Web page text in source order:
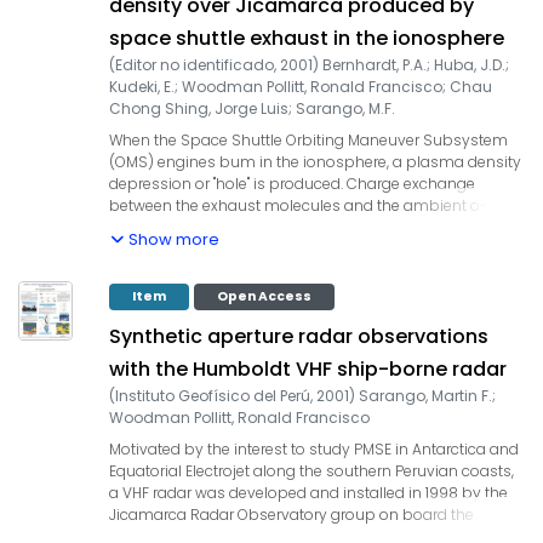
un ángulo rasante con respecto a la horizontal, es decir,
un ángulo muy pequeño de unos 14.7 mrad. En esta
capa hay un cambio brusco del índice de refracción n,
que puede ser inclusve un salto brusco discontinuo, de
unas 37 N unidades ó más.
space shuttle exhaust in the ionosphere
(Editor no identificado, 2001) Bernhardt, P.A.; Huba, J.D.;
Kudeki, E.; Woodman Pollitt, Ronald Francisco; Chau
Chong Shing, Jorge Luis; Sarango, M.F.
When the Space Shuttle Orbiting Maneuver Subsystem
(OMS) engines bum in the ionosphere, a plasma density
depression or "hole" is produced. Charge exchange
between the exhaust molecules and the ambient o+-
recombine with electrons. The resulting plasma hole in
incoherent-scatter radars (ISR' s ). This type of
ionospheric modification is being studied during the
Shuttle Ionospheric Modification with Pulsed Localized
Exhaust (SIMPLEX) series of experiments over ISR systerns
located around the globe. The SIMPLEX I experiment
occurred over Jicamara, Peru in the aftemoon on 4
October 1997 during the Shuttle Mission STS-86. An
electron density depression was produced at 359-km
altitude on the rnid-point of a magnetic field line. The
experiment was scheduled when there were no zonal
drifts of the plasma so the modified field-line remained
Show more
Item Open Access
Synthetic aperture radar observations
with the Humboldt VHF ship-borne radar
(Instituto Geofísico del Perú, 2001) Sarango, Martin F.;
Woodman Pollitt, Ronald Francisco
Motivated by the interest to study PMSE in Antarctica and
Equatorial Electrojet along the southern Peruvian coasts,
a VHF radar was developed and installed in 1998 by the
Jicamarca Radar Observatory group on board the